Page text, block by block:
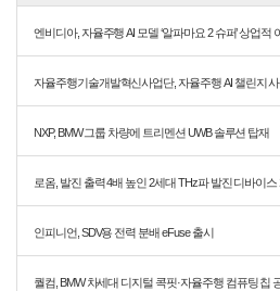
엔비디아, 자율주행 AI 모델 ‘알파마요 2 슈퍼’ 상업적
자율주행기술개발혁신사업단, 자율주행 AI 챌린지
NXP, BMW 그룹 차량에 트리멘션 UWB 솔루션 탑재
로옴, 발진 출력 4배 높인 2세대 THz파 발진 디바이스
인피니언, SDV용 전력 분배 eFuse 출시
퀄컴, BMW 차세대 디지털 콕핏·자율주행 컴퓨팅 칩